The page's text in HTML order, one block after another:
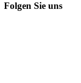
Folgen Sie uns